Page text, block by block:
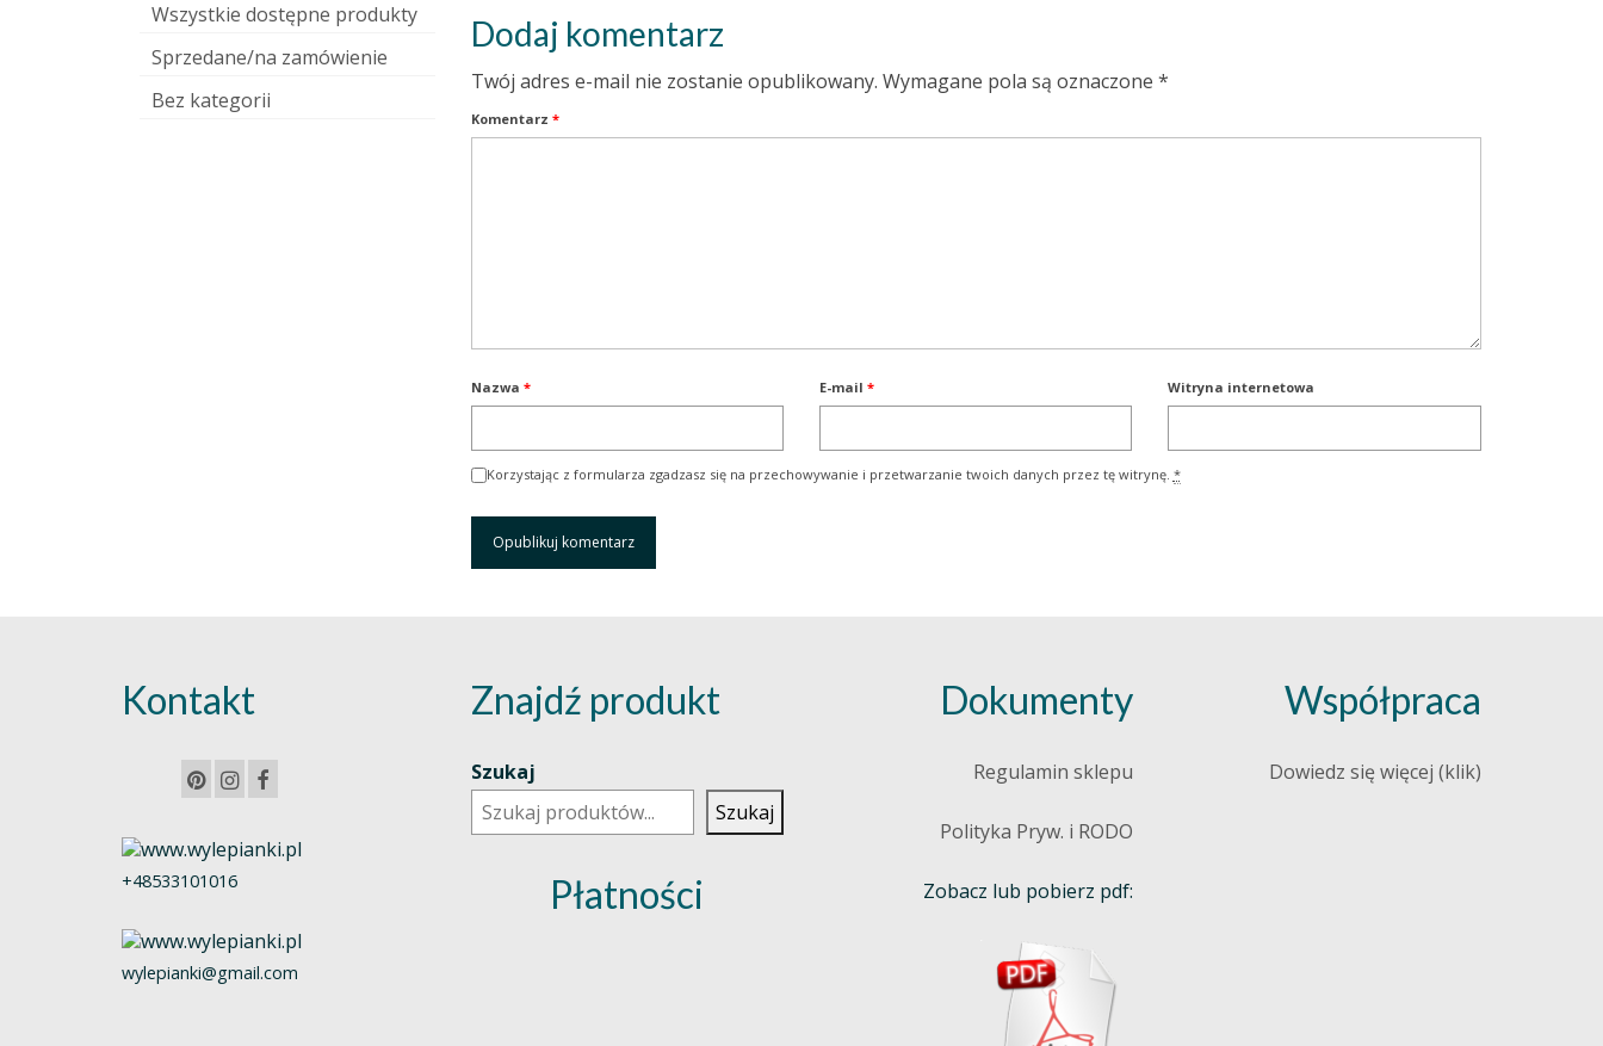
Dodaj komentarz
Twój adres e-mail nie zostanie opublikowany. Wymagane pola są oznaczone *
Komentarz *
Nazwa * E-mail * Witryna internetowa
Korzystając z formularza zgadzasz się na przechowywanie i przetwarzanie twoich danych przez tę witrynę. *
Wszystkie dostępne produkty
Sprzedane/na zamówienie
Bez kategorii
Kontakt
+48533101016
wylepianki@gmail.com
Znajdź produkt
Szukaj
Szukaj
Płatności
Dokumenty
Regulamin sklepu
Polityka Pryw. i RODO
Zobacz lub pobierz pdf:
Współpraca
Dowiedz się więcej (klik)